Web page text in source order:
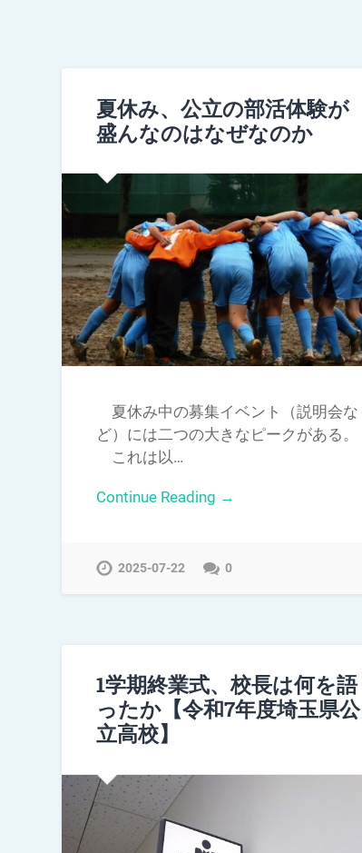
夏休み、公立の部活体験が
盛んなのはなぜなのか
夏休み中の募集イベント（説明会な
ど）には二つの大きなピークがある。
これは以…
Continue Reading →
2025-07-22 0
1学期終業式、校長は何を語
ったか【令和7年度埼玉県公
立高校】